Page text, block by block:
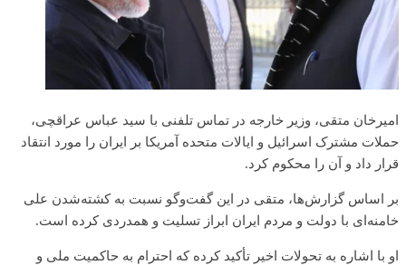
امیرخان متقی، وزیر خارجه در تماس تلفنی با سید عباس عراقچی،
حملات مشترک اسرائیل و ایالات متحده آمریکا بر ایران را مورد انتقاد
قرار داد و آن را محکوم کرد.
بر اساس گزارش‌ها، متقی در این گفت‌وگو نسبت به کشته‌شدن علی
خامنه‌ای با دولت و مردم ایران ابراز تسلیت و همدردی کرده است.
او با اشاره به تحولات اخیر تأکید کرده که احترام به حاکمیت ملی و